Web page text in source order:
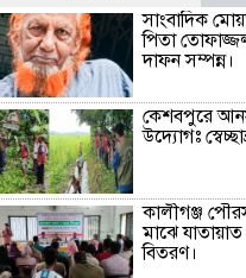
সাংবাদিক
পিতা
দাফন সম্পন্ন।
কেশবপুরে
উদ্যোগঃ
কালীগঞ্জ
মাঝে
বিতরণ।